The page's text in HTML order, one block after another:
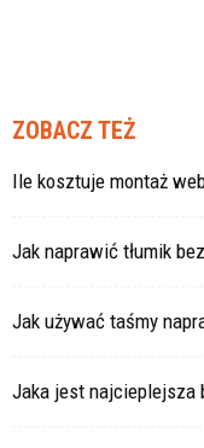
ZOBACZ TEŻ
Ile kosztuje montaż
Jak naprawić tłumik
Jak używać taśmy
Jaka jest najcieplejsza